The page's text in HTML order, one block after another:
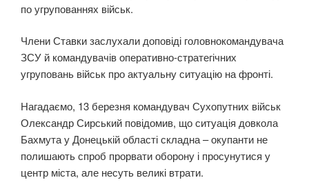
по угрупованнях військ.
Члени Ставки заслухали доповіді головнокомандувача
ЗСУ й командувачів оперативно-стратегічних
угруповань військ про актуальну ситуацію на фронті.
Нагадаємо, 13 березня командувач Сухопутних військ
Олександр Сирський повідомив, що ситуація довкола
Бахмута у Донецькій області складна – окупанти не
полишають спроб прорвати оборону і просунутися у
центр міста, але несуть великі втрати.